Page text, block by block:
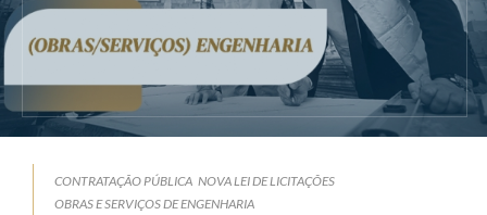
CONTRATAÇÃO PÚBLICA NOVA LEI DE LICITAÇÕES
OBRAS E SERVIÇOS DE ENGENHARIA